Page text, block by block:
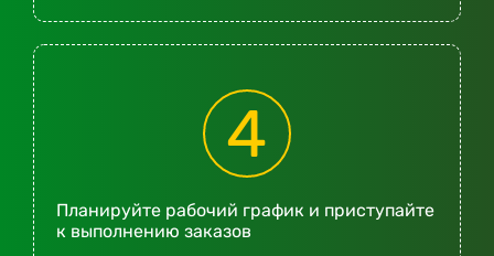
4
Планируйте рабочий график и приступайте
к выполнению заказов